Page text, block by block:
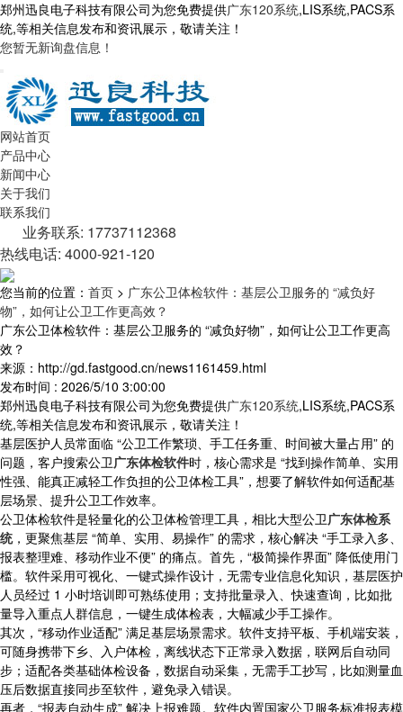
郑州迅良电子科技有限公司为您免费提供广东120系统,LIS系统,PACS系
统,等相关信息发布和资讯展示，敬请关注！
您暂无新询盘信息！
网站首页
产品中心
新闻中心
关于我们
联系我们
业务联系: 17737112368
热线电话: 4000-921-120
您当前的位置： 首页 > 广东公卫体检软件：基层公卫服务的 “减负好
物”，如何让公卫工作更高效？
广东公卫体检软件：基层公卫服务的 “减负好物”，如何让公卫工作更高
效？
来源：http://gd.fastgood.cn/news1161459.html
发布时间 : 2026/5/10 3:00:00
郑州迅良电子科技有限公司为您免费提供广东120系统,LIS系统,PACS系
统,等相关信息发布和资讯展示，敬请关注！
基层医护人员常面临 “公卫工作繁琐、手工任务重、时间被大量占用” 的
问题，客户搜索公卫广东体检软件时，核心需求是 “找到操作简单、实用
性强、能真正减轻工作负担的公卫体检工具”，想要了解软件如何适配基
层场景、提升公卫工作效率。
公卫体检软件是轻量化的公卫体检管理工具，相比大型公卫广东体检系
统，更聚焦基层 “简单、实用、易操作” 的需求，核心解决 “手工录入多、
报表整理难、移动作业不便” 的痛点。首先，“极简操作界面” 降低使用门
槛。软件采用可视化、一键式操作设计，无需专业信息化知识，基层医护
人员经过 1 小时培训即可熟练使用；支持批量录入、快速查询，比如批
量导入重点人群信息，一键生成体检表，大幅减少手工操作。
其次，“移动作业适配” 满足基层场景需求。软件支持平板、手机端安装，
可随身携带下乡、入户体检，离线状态下正常录入数据，联网后自动同
步；适配各类基础体检设备，数据自动采集，无需手工抄写，比如测量血
压后数据直接同步至软件，避免录入错误。
再者，“报表自动生成” 解决上报难题。软件内置国家公卫服务标准报表模